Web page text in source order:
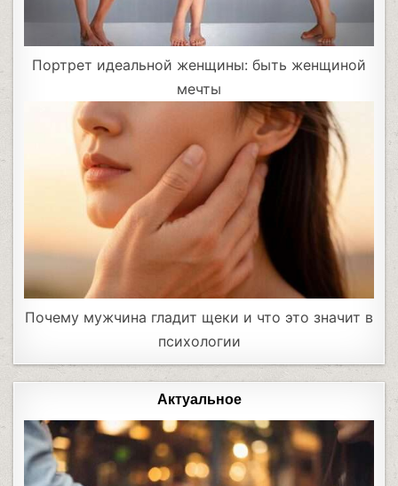
Портрет идеальной женщины: быть женщиной
мечты
Почему мужчина гладит щеки и что это значит в
психологии
Актуальное